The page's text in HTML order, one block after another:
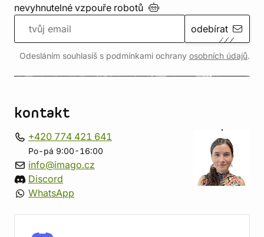
nevyhnutelné vzpouře robotů
odebírat
Odesláním souhlasíš s podmínkami ochrany osobních údajů.
kontakt
+420 774 421 641
Po-pá 9:00-16:00
info@imago.cz
Discord
WhatsApp